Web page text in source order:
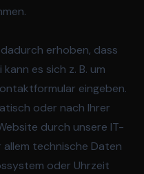
erhoben, dass
es sich z. B. um
eingeben.
oder nach Ihrer
durch unsere IT-
technische Daten
oder Uhrzeit